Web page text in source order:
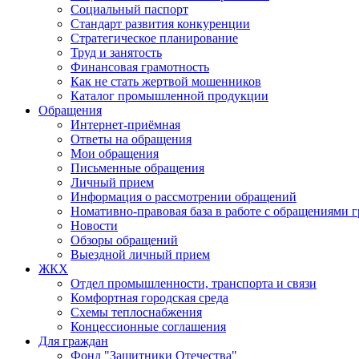
Социальный паспорт
Стандарт развития конкуренции
Стратегическое планирование
Труд и занятость
Финансовая грамотность
Как не стать жертвой мошенников
Каталог промышленной продукции
Обращения
Интернет-приёмная
Ответы на обращения
Мои обращения
Письменные обращения
Личный прием
Информация о рассмотрении обращений
Номативно-правовая база в работе с обращениями
Новости
Обзоры обращений
Выездной личный прием
ЖКХ
Отдел промышленности, транспорта и связи
Комфортная городская среда
Схемы теплоснабжения
Концессионные соглашения
Для граждан
Фонд "Защитники Отечества"